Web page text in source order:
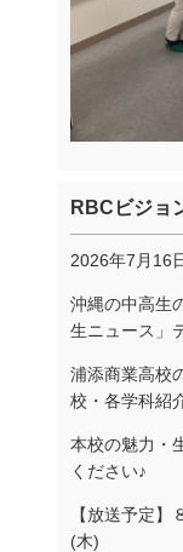
RBCビジョ
2026年7月16
沖縄の中高生
生ニュース」
浦添商業高校
校・各学科紹
本校の魅力・
ください♪
【放送予定】
(木)